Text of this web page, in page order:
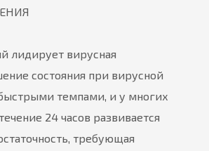
лидирует вирусная
состояния при вирусной
темпами, и у многих
24 часов развивается
требующая